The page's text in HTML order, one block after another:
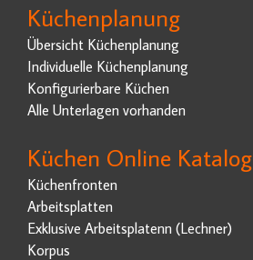
Küchenplanung
Übersicht Küchenplanung
Individuelle Küchenplanung
Konfigurierbare Küchen
Alle Unterlagen vorhanden
Küchen Online Katalog
Küchenfronten
Arbeitsplatten
Exklusive Arbeitsplatenn (Lechner)
Korpus